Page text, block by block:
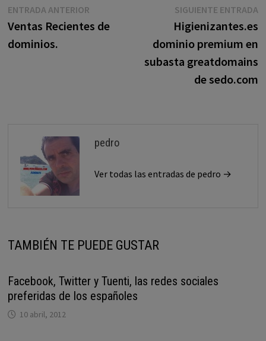
Navegación
de
ENTRADA ANTERIOREntrada
anterior:
Ventas Recientes de
dominios.
SIGUIENTE ENTRADA
Higienizantes.es
dominio premium en
subasta greatdomains
de sedo.com
pedro
Ver todas las entradas de pedro →
TAMBIÉN TE PUEDE GUSTAR
Facebook, Twitter y Tuenti, las redes sociales
preferidas de los españoles
10 abril, 2012